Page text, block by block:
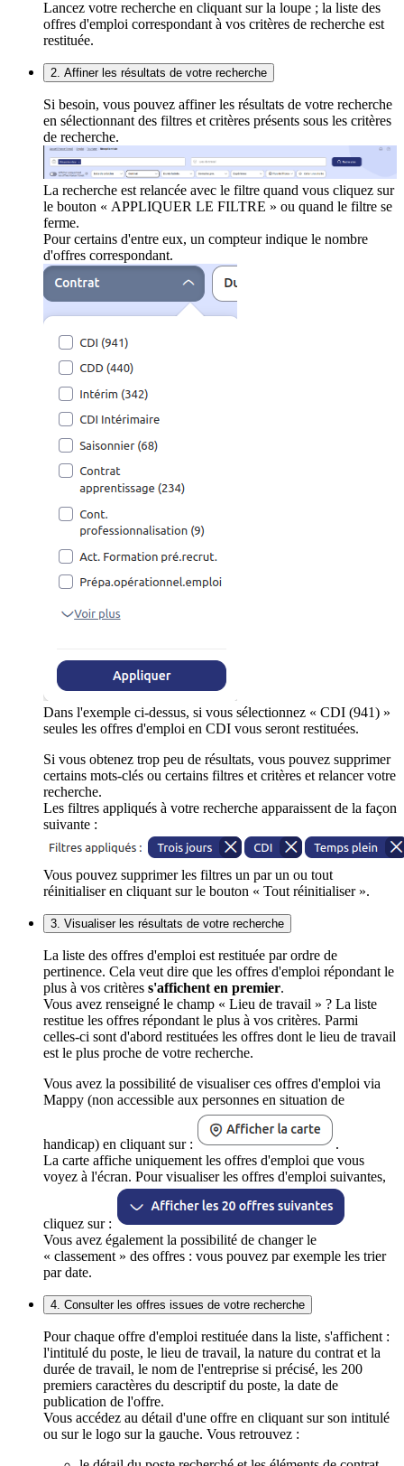
Lancez votre recherche en cliquant sur la loupe ; la liste des
offres d'emploi correspondant à vos critères de recherche est
restituée.
2. Affiner les résultats de votre recherche
Si besoin, vous pouvez affiner les résultats de votre recherche
en sélectionnant des filtres et critères présents sous les critères
de recherche.
La recherche est relancée avec le filtre quand vous cliquez sur
le bouton « APPLIQUER LE FILTRE » ou quand le filtre se
ferme.
Pour certains d'entre eux, un compteur indique le nombre
d'offres correspondant.
Dans l'exemple ci-dessus, si vous sélectionnez « CDI (941) »
seules les offres d'emploi en CDI vous seront restituées.
Si vous obtenez trop peu de résultats, vous pouvez supprimer
certains mots-clés ou certains filtres et critères et relancer votre
recherche.
Les filtres appliqués à votre recherche apparaissent de la façon
suivante :
Vous pouvez supprimer les filtres un par un ou tout
réinitialiser en cliquant sur le bouton « Tout réinitialiser ».
3. Visualiser les résultats de votre recherche
La liste des offres d'emploi est restituée par ordre de
pertinence. Cela veut dire que les offres d'emploi répondant le
plus à vos critères s'affichent en premier.
Vous avez renseigné le champ « Lieu de travail » ? La liste
restitue les offres répondant le plus à vos critères. Parmi
celles-ci sont d'abord restituées les offres dont le lieu de travail
est le plus proche de votre recherche.
Vous avez la possibilité de visualiser ces offres d'emploi via
Mappy (non accessible aux personnes en situation de
handicap) en cliquant sur :
.
La carte affiche uniquement les offres d'emploi que vous
voyez à l'écran. Pour visualiser les offres d'emploi suivantes,
cliquez sur :
Vous avez également la possibilité de changer le
« classement » des offres : vous pouvez par exemple les trier
par date.
4. Consulter les offres issues de votre recherche
Pour chaque offre d'emploi restituée dans la liste, s'affichent :
l'intitulé du poste, le lieu de travail, la nature du contrat et la
durée de travail, le nom de l'entreprise si précisé, les 200
premiers caractères du descriptif du poste, la date de
publication de l'offre.
Vous accédez au détail d'une offre en cliquant sur son intitulé
ou sur le logo sur la gauche. Vous retrouvez :